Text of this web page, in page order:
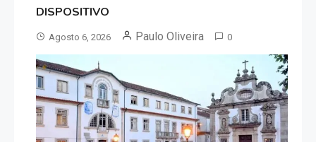
DISPOSITIVO
Agosto 6, 2026 Paulo Oliveira 0